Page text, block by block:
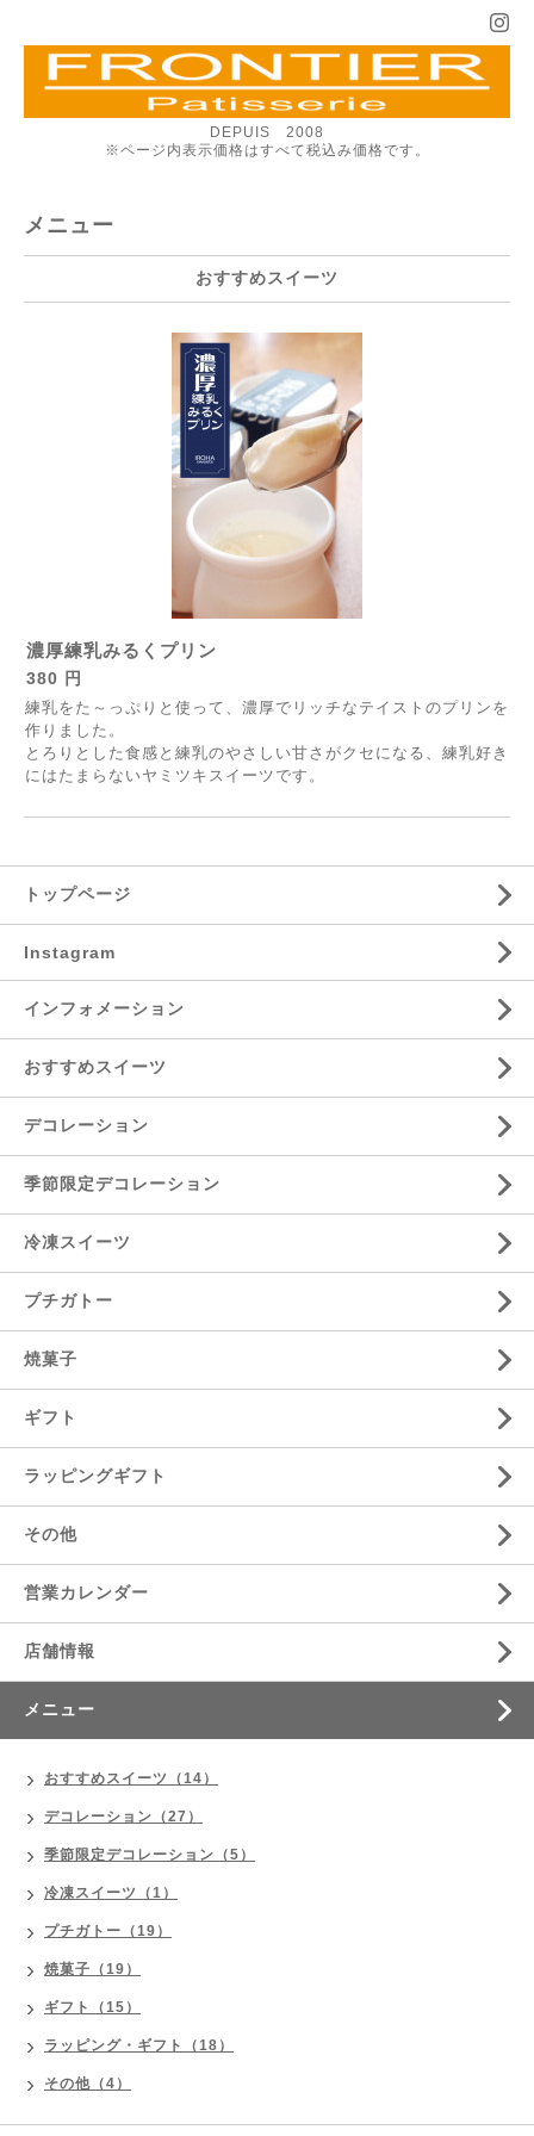
DEPUIS 2008
※ページ内表示価格はすべて税込み価格です。
メニュー
おすすめスイーツ
濃厚練乳みるくプリン
380 円
練乳をた～っぷりと使って、濃厚でリッチなテイストのプリンを
作りました。
とろりとした食感と練乳のやさしい甘さがクセになる、練乳好き
にはたまらないヤミツキスイーツです。
トップページ
Instagram
インフォメーション
おすすめスイーツ
デコレーション
季節限定デコレーション
冷凍スイーツ
プチガトー
焼菓子
ギフト
ラッピングギフト
その他
営業カレンダー
店舗情報
メニュー
おすすめスイーツ（14）
デコレーション（27）
季節限定デコレーション（5）
冷凍スイーツ（1）
プチガトー（19）
焼菓子（19）
ギフト（15）
ラッピング・ギフト（18）
その他（4）